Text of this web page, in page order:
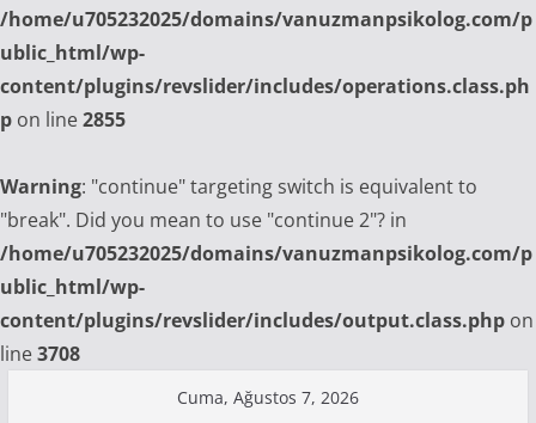
/home/u705232025/domains/vanuzmanpsikolog.com/p
ublic_html/wp-
content/plugins/revslider/includes/operations.class.ph
p on line2855
Warning: "continue" targeting switch is equivalent to
"break". Did you mean to use "continue 2"? in
/home/u705232025/domains/vanuzmanpsikolog.com/p
ublic_html/wp-
content/plugins/revslider/includes/output.class.php on
line3708
Cuma, Ağustos 7, 2026